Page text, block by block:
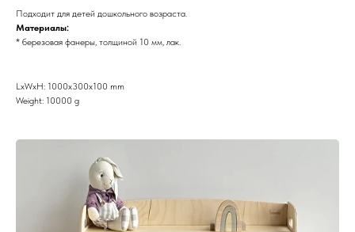
Подходит для детей дошкольного возраста.
Материалы:
* березовая фанеры, толщиной 10 мм, лак.
LxWxH: 1000x300x100 mm
Weight: 10000 g